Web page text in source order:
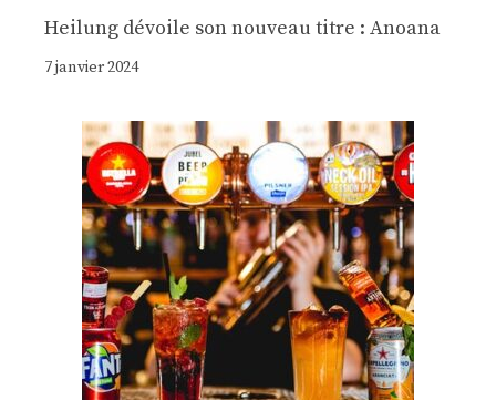
Heilung dévoile son nouveau titre : Anoana
7 janvier 2024